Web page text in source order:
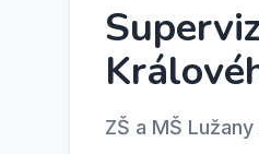
ZŠ a MŠ